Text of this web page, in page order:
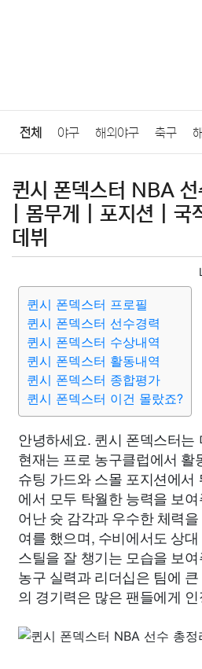
전체 야구 해외야구 축구
퀸시 폰덱스터 NBA 선
| 몸무게 | 포지션 | 국
데뷔
퀸시 폰덱스터 프로필
퀸시 폰덱스터 선수경력
퀸시 폰덱스터 수상내역
퀸시 폰덱스터 활동내역
퀸시 폰덱스터 종합평가
퀸시 폰덱스터 이건 몰랐죠?
안녕하세요. 퀸시 폰덱스터는
현재는 프로 농구클럽에서 활
슈팅 가드와 스몰 포지션에서
에서 모두 탁월한 능력을 보
어난 슛 감각과 우수한 체력
여를 했으며, 수비에서도 상
스틸을 잘 챙기는 모습을 보
농구 실력과 리더십은 팀에
의 경기력은 많은 팬들에게